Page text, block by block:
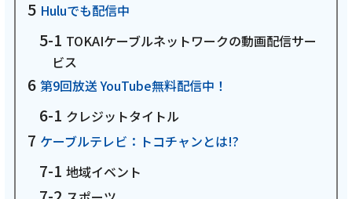
おトクなプラン
パンフレット・チラシ
会社案内
Huluでも配信中
TOKAIケーブルネットワークの動画配信サー
ビス
第9回放送 YouTube無料配信中！
クレジットタイトル
ケーブルテレビ：トコチャンとは!?
地域イベント